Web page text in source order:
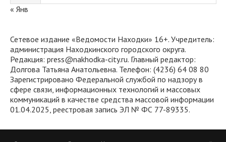
« Янв
Сетевое издание «Ведомости Находки» 16+. Учредитель:
администрация Находкинского городского округа.
Редакция: press@nakhodka-city.ru. Главный редактор:
Долгова Татьяна Анатольевна. Телефон: (4236) 64 08 80
Зарегистрировано Федеральной службой по надзору в
сфере связи, информационных технологий и массовых
коммуникаций в качестве средства массовой информации
01.04.2025, реестровая запись ЭЛ № ФС 77-89335.